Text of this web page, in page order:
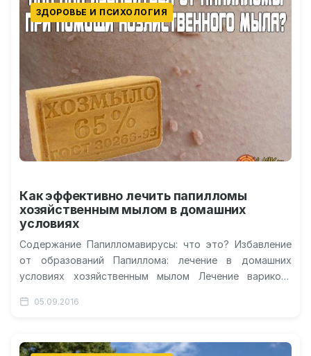
ЗДОРОВЬЕ И ПСИХОЛОГИЯ
Как эффективно лечить папилломы
хозяйственным мылом в домашних
условиях
Содержание Папилломавирусы: что это? Избавление
от образований Папиллома: лечение в домашних
условиях хозяйственным мылом Лечение варикоза
Видео: избавляемся от папиллом…
05.09.2016